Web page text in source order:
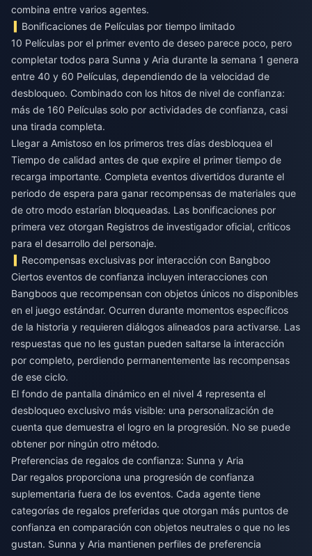
combina entre varios agentes.
Bonificaciones de Películas por tiempo limitado
10 Películas por el primer evento de deseo parece poco, pero
completar todos para Sunna y Aria durante la semana 1 genera
entre 40 y 60 Películas, dependiendo de la velocidad de
desbloqueo. Combinado con los hitos de nivel de confianza:
más de 160 Películas solo por actividades de confianza, casi
una tirada completa.
Llegar a Amistoso en los primeros tres días desbloquea el
Tiempo de calidad antes de que expire el primer tiempo de
recarga importante. Completa eventos divertidos durante el
periodo de espera para ganar recompensas de materiales que
de otro modo estarían bloqueadas. Las bonificaciones por
primera vez otorgan Registros de investigador oficial, críticos
para el desarrollo del personaje.
Recompensas exclusivas por interacción con Bangboo
Ciertos eventos de confianza incluyen interacciones con
Bangboos que recompensan con objetos únicos no disponibles
en el juego estándar. Ocurren durante momentos específicos
de la historia y requieren diálogos alineados para activarse. Las
respuestas que no les gustan pueden saltarse la interacción
por completo, perdiendo permanentemente las recompensas
de ese ciclo.
El fondo de pantalla dinámico en el nivel 4 representa el
desbloqueo exclusivo más visible: una personalización de
cuenta que demuestra el logro en la progresión. No se puede
obtener por ningún otro método.
Preferencias de regalos de confianza: Sunna y Aria
Dar regalos proporciona una progresión de confianza
suplementaria fuera de los eventos. Cada agente tiene
categorías de regalos preferidas que otorgan más puntos de
confianza en comparación con objetos neutrales o que no les
gustan. Sunna y Aria mantienen perfiles de preferencia